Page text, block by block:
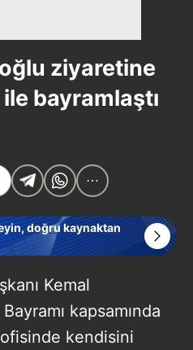
ziyaretine
bayramlaştı
doğru kaynaktan
Kemal
kapsamında
ofisinde kendisini